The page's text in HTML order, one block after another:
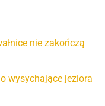
nie zakończą
wysychające jeziora